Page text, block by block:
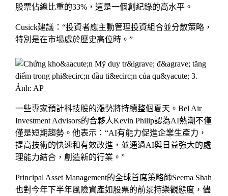
股票佔總比重的33%，這是一個創紀錄的高水平。
Cusick建議：“投資者應主動管理投資組合並分散策略，
特別是在市場處於歷史高位時。”
一些專家預計科技股的漲勢將持續整個夏天。Bel Air
Investment Advisors的合夥人Kevin Philip認為AI熱潮不僅
僅是短期趨勢。他表示：“AI有能力促進企業生產力，
提高技術的快速和有效改進，並通過AI與日益強大的處
理能力結合，創造新的行業。”
Principal Asset Management的全球首席策略師Seema Shah
也對今年下半年風險資產如股票的前景持樂觀態度，儘